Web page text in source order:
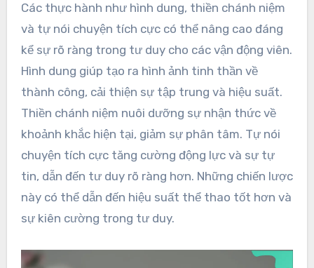
Các thực hành như hình dung, thiền chánh niệm
và tự nói chuyện tích cực có thể nâng cao đáng
kể sự rõ ràng trong tư duy cho các vận động viên.
Hình dung giúp tạo ra hình ảnh tinh thần về
thành công, cải thiện sự tập trung và hiệu suất.
Thiền chánh niệm nuôi dưỡng sự nhận thức về
khoảnh khắc hiện tại, giảm sự phân tâm. Tự nói
chuyện tích cực tăng cường động lực và sự tự
tin, dẫn đến tư duy rõ ràng hơn. Những chiến lược
này có thể dẫn đến hiệu suất thể thao tốt hơn và
sự kiên cường trong tư duy.